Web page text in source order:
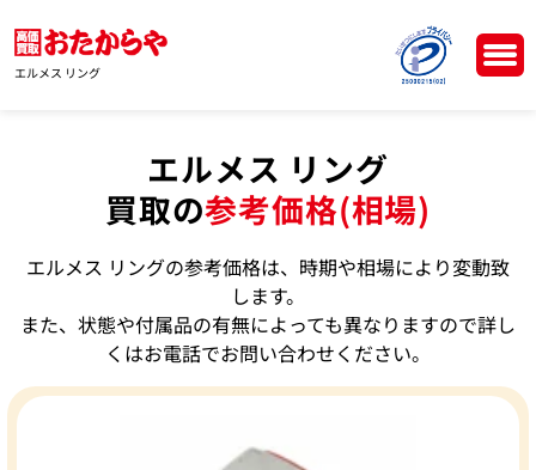
エルメス リング
エルメス リング
買取の参考価格(相場)
エルメス リングの参考価格は、時期や相場により変動致
します。
また、状態や付属品の有無によっても異なりますので詳し
くはお電話でお問い合わせください。